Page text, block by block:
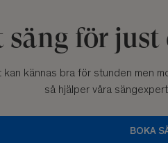
för just
kännas bra för stunden men
så hjälper våra
BOKA